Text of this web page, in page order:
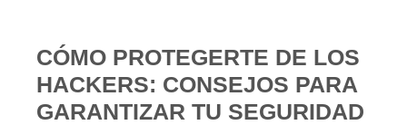
CÓMO PROTEGERTE DE LOS
HACKERS: CONSEJOS PARA
GARANTIZAR TU SEGURIDAD